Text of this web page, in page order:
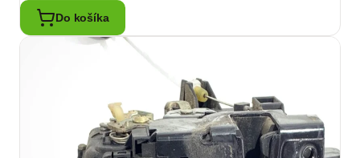
Do košíka